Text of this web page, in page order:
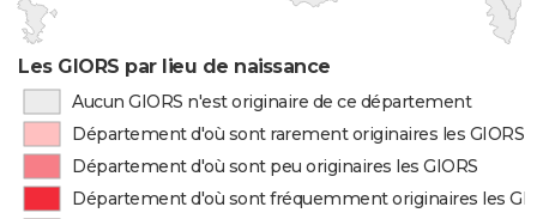
Les GIORS par lieu de naissance
Aucun GIORS n'est originaire de ce département
Département d'où sont rarement originaires les GIORS
Département d'où sont peu originaires les GIORS
Département d'où sont fréquemment originaires les